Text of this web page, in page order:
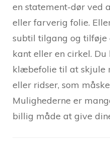
en statement-dør ved
eller farverig folie.
subtil tilgang og tilføje
kant eller en cirkel.
klæbefolie til at skjule
eller ridser, som
Mulighederne er
billig måde at give